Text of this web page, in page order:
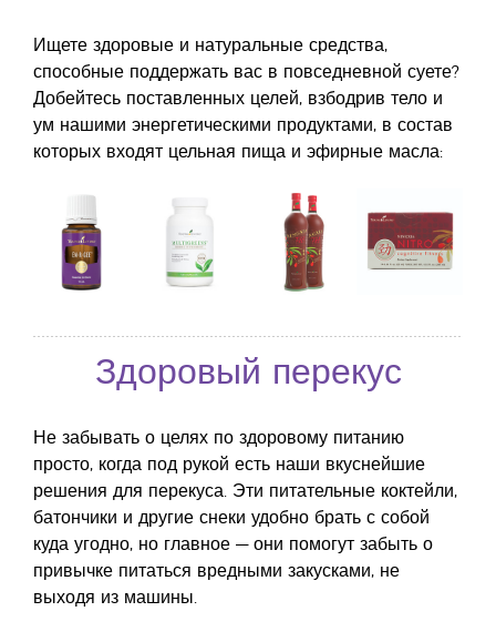
Ищете здоровые и натуральные средства,
способные поддержать вас в повседневной суете?
Добейтесь поставленных целей, взбодрив тело и
ум нашими энергетическими продуктами, в состав
которых входят цельная пища и эфирные масла:
Здоровый перекус
Не забывать о целях по здоровому питанию
просто, когда под рукой есть наши вкуснейшие
решения для перекуса. Эти питательные коктейли,
батончики и другие снеки удобно брать с собой
куда угодно, но главное — они помогут забыть о
привычке питаться вредными закусками, не
выходя из машины.